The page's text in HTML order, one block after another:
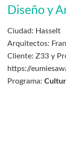
Diseño y
Ciudad: Hasselt
Arquitectos:
Cliente: Z33 y
https://
Programa: